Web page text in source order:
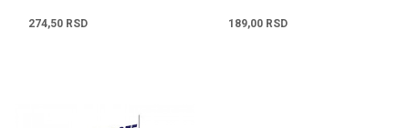
274,50 RSD 189,00 RSD